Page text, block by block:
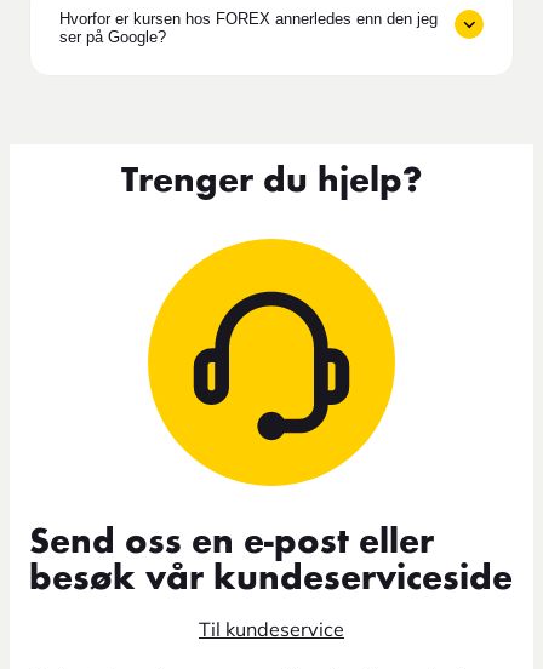
Hvorfor er kursen hos FOREX annerledes enn den jeg
ser på Google?
Trenger du hjelp?
Send oss en e-post eller
besøk vår kundeserviceside
Til kundeservice